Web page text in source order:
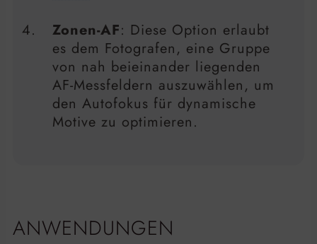
Zonen-AF: Diese Option erlaubt
es dem Fotografen, eine Gruppe
von nah beieinander liegenden
AF-Messfeldern auszuwählen, um
den Autofokus für dynamische
Motive zu optimieren.
ANWENDUNGEN